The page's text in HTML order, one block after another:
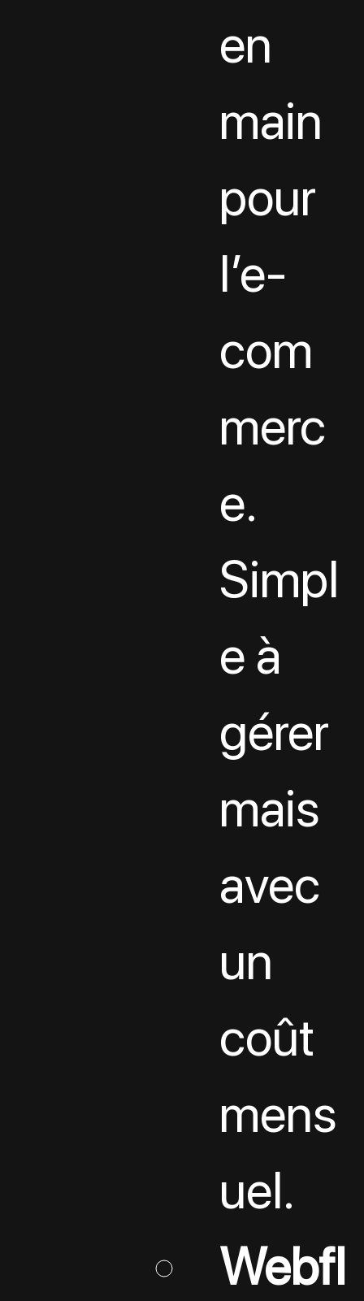
en
main
pour
l’e-
com
merc
e.
Simpl
e à
gérer
mais
avec
un
coût
mens
uel.
Webfl